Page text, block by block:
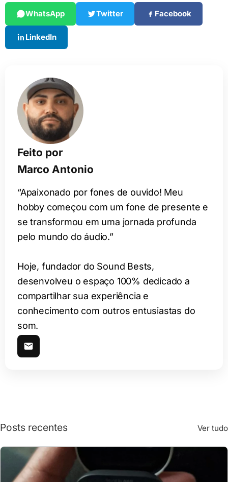
WhatsApp Twitter Facebook
LinkedIn
Feito por
Marco Antonio
“Apaixonado por fones de ouvido! Meu
hobby começou com um fone de presente e
se transformou em uma jornada profunda
pelo mundo do áudio.”
Hoje, fundador do Sound Bests,
desenvolveu o espaço 100% dedicado a
compartilhar sua experiência e
conhecimento com outros entusiastas do
som.
Posts recentes Ver tudo